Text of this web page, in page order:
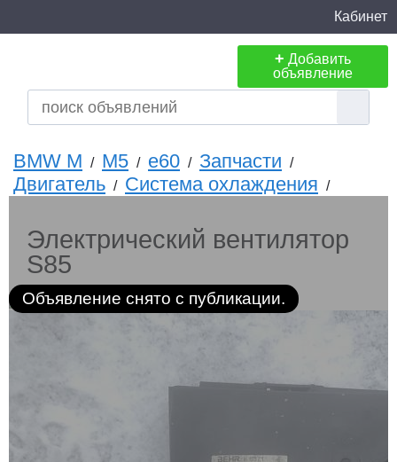
Кабинет
+ Добавить
объявление
BMW M / M5 / e60 / Запчасти /
Двигатель / Система охлаждения /
Объявление снято с публикации.
Электрический вентилятор
S85